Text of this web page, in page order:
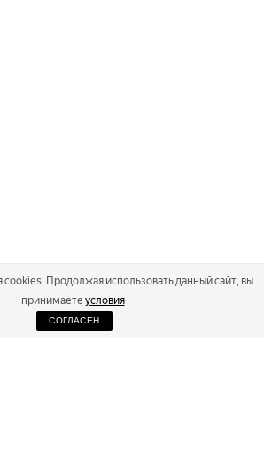
cookies. Продолжая использовать данный сайт, вы
принимаете условия
СОГЛАСЕН